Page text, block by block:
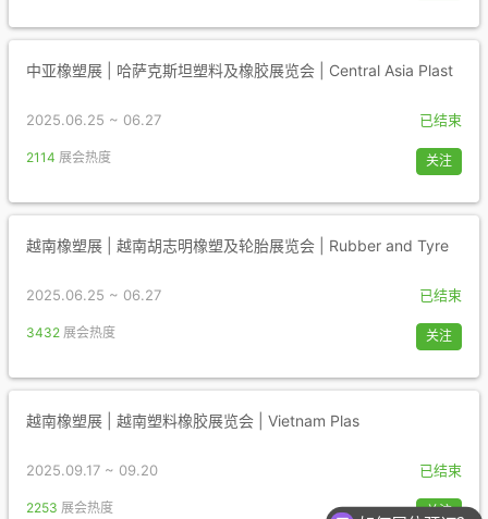
中亚橡塑展 | 哈萨克斯坦塑料及橡胶展览会 | Central Asia Plast
2025.06.25 ~ 06.27 已结束
2114 展会热度 关注
越南橡塑展 | 越南胡志明橡塑及轮胎展览会 | Rubber and Tyre
2025.06.25 ~ 06.27 已结束
3432 展会热度 关注
越南橡塑展 | 越南塑料橡胶展览会 | Vietnam Plas
2025.09.17 ~ 09.20 已结束
2253 展会热度 关注